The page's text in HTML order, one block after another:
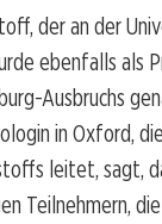
der an der
ebenfalls als
Ausbruchs
in Oxford,
leitet, sagt,
Teilnehmern,